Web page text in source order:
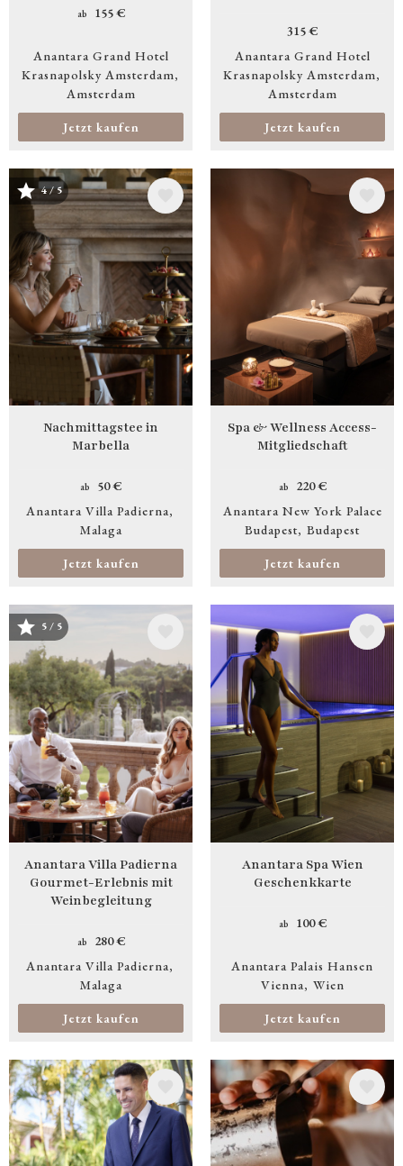
ab 155 €
Anantara Grand Hotel
Krasnapolsky Amsterdam
Amsterdam
Jetzt kaufen
315 €
Anantara Grand Hotel
Krasnapolsky Amsterdam
Amsterdam
Jetzt kaufen
Bild
4 / 5
Nachmittagstee in
Marbella
ab
50 €
Anantara Villa Padierna
Malaga
Jetzt kaufen
Bild
Spa & Wellness Access-
Mitgliedschaft
ab
220 €
Anantara New York Palace
Budapest
Budapest
Jetzt kaufen
Bild5 / 5
Anantara Villa Padierna
Gourmet-Erlebnis mit
Weinbegleitung
ab
280 €
Anantara Villa Padierna
Malaga
Jetzt kaufen
Bild
Anantara Spa Wien
Geschenkkarte
ab 100 €
Anantara Palais Hansen
Vienna
Wien
Jetzt kaufen
Bild Bild